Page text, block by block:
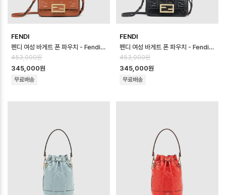
FENDI
펜디 여성 바게트 폰 파우치 - Fendi Womens Baguette Phone Pouc…
453,000원
345,000원
무료배송
FENDI
펜디 여성 바게트 폰 파우치 - Fendi Womens Baguette Phone Pouc…
453,000원
345,000원
무료배송